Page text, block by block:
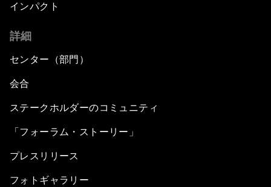
インパクト
詳細
センター（部門）
会合
ステークホルダーのコミュニティ
「フォーラム・ストーリー」
プレスリリース
フォトギャラリー